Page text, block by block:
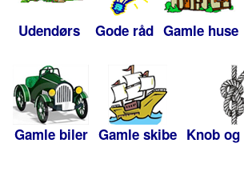
Udendørs Gode råd Gamle huse
Gamle biler Gamle skibe Knob